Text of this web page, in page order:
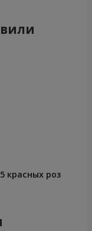
красных роз